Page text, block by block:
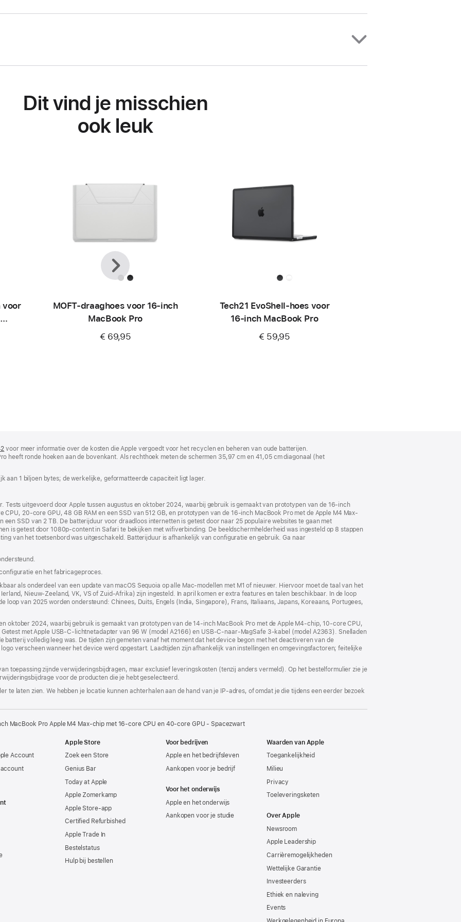
Dit vind je misschien
ook leuk
voor
MOFT-draaghoes voor 16-inch
MacBook Pro
€ 69,95
Tech21 EvoShell-hoes voor
16‑inch MacBook Pro
€ 59,95
Vorige
Volgende
(wordt
in
geopend)
voor meer informatie over de kosten die Apple vergoedt voor het recyclen en beheren van oude batterijen.
heeft ronde hoeken aan de bovenkant. Als rechthoek meten de schermen 35,97 cm en 41,05 cm diagonaal (het
aan 1 biljoen bytes; de werkelijke, geformatteerde capaciteit ligt lager.
uitgevoerd door Apple tussen augustus en oktober 2024, waarbij gebruik is gemaakt van prototypen van de 16‑inch
20‑core GPU, 48 GB RAM en een SSD van 512 GB, en prototypen van de 16‑inch MacBook Pro met de Apple M4 Max-
een SSD van 2 TB. De batterijduur voor draadloos internetten is getest door naar 25 populaire websites te gaan met
is getest door 1080p-content in Safari te bekijken met wifiverbinding. De beeldscherm­helderheid was ingesteld op 8 stappen
van het toetsenbord was uitgeschakeld. Batterijduur is afhankelijk van configuratie en gebruik. Ga naar
en het fabricageproces.
als onderdeel van een update van macOS Sequoia op alle Mac-modellen met M1 of nieuwer. Hiervoor moet de taal van het
Nieuw-Zeeland, VK, VS of Zuid-Afrika) zijn ingesteld. In april komen er extra features en talen beschikbaar. In de loop
loop van 2025 worden ondersteund: Chinees, Duits, Engels (India, Singapore), Frans, Italiaans, Japans, Koreaans, Portugees,
oktober 2024, waarbij gebruik is gemaakt van prototypen van de 14‑inch MacBook Pro met de Apple M4-chip, 10‑core CPU,
Getest met Apple USB‑C-lichtnetadapter van 96 W (model A2166) en USB‑C-naar-MagSafe 3-kabel (model A2363). Snelladen
batterij volledig leeg was. De tijden zijn gemeten vanaf het moment dat het device begon met het deactiveren van de
verscheen wanneer het device werd opgestart. Laadtijden zijn afhankelijk van instellingen en omgevings­­factoren; feitelijke
toepassing zijnde verwijderingsbijdragen, maar exclusief leveringskosten (tenzij anders vermeld). Op het bestelformulier zie je
voor de producten die je hebt geselecteerd.
te laten zien. We hebben je locatie kunnen achterhalen aan de hand van je IP-adres, of omdat je die tijdens een eerder bezoek
MacBook Pro Apple M4 Max-chip met 16‑core CPU en 40‑core GPU - Spacezwart
Account
Apple Store
Zoek een Store
Genius Bar
Today at Apple
Apple Zomerkamp
Apple Store-app
Certified Refurbished
Apple Trade In
Bestelstatus
Hulp bij bestellen
Voor bedrijven
Apple en het bedrijfsleven
Aankopen voor je bedrijf
Voor het onderwijs
Apple en het onderwijs
Aankopen voor je studie
Waarden van Apple
Toegankelijkheid
Milieu
Privacy
Toeleveringsketen
Over Apple
Newsroom
Apple Leadership
Carrièremogelijkheden
Wettelijke Garantie
Investeerders
Ethiek en naleving
Events